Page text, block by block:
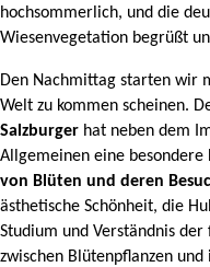
hochsommerlich, und die
Wiesenvegetation begrüßt
Den Nachmittag starten wir
Welt zu kommen scheinen.
Salzburger hat neben dem
Allgemeinen eine
von Blüten und deren
ästhetische Schönheit, die
Studium und Verständnis
zwischen Blütenpflanzen